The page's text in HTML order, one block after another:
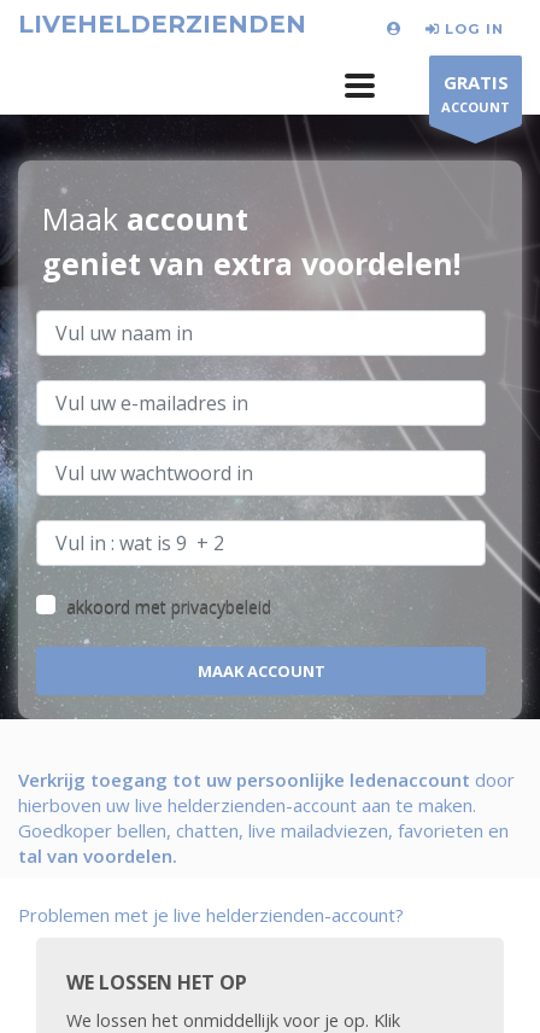
LIVEHELDERZIENDEN LOG IN
GRATIS
ACCOUNT
Maak account
geniet van extra voordelen!
akkoord metprivacybeleid
Verkrijg toegang tot uw persoonlijke ledenaccount door
hierboven uw live helderzienden-account aan te maken.
Goedkoper bellen, chatten, live mailadviezen, favorieten en
tal van voordelen.
Problemen met je live helderzienden-account?
WE LOSSEN HET OP
We lossen het onmiddellijk voor je op. Klik